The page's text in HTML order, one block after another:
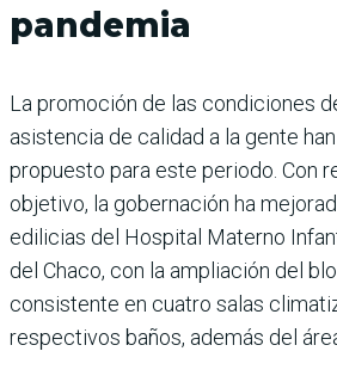
pandemia
La promoción de las condiciones
asistencia de calidad a la gente
propuesto para este periodo. Con
objetivo, la gobernación ha
edilicias del Hospital Materno
del Chaco, con la ampliación del
consistente en cuatro salas
respectivos baños, además del